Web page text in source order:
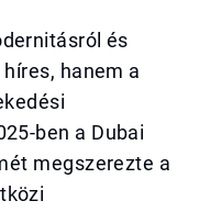
és
hanem a
ben a Dubai
megszerezte a